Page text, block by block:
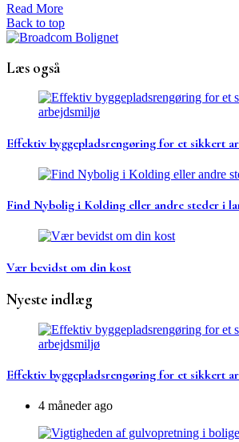
Read More
Back to top
Læs også
Effektiv byggepladsrengøring for et sikkert
Find Nybolig i Kolding eller andre steder i
Vær bevidst om din kost
Nyeste indlæg
Effektiv byggepladsrengøring for et sikkert
4 måneder ago